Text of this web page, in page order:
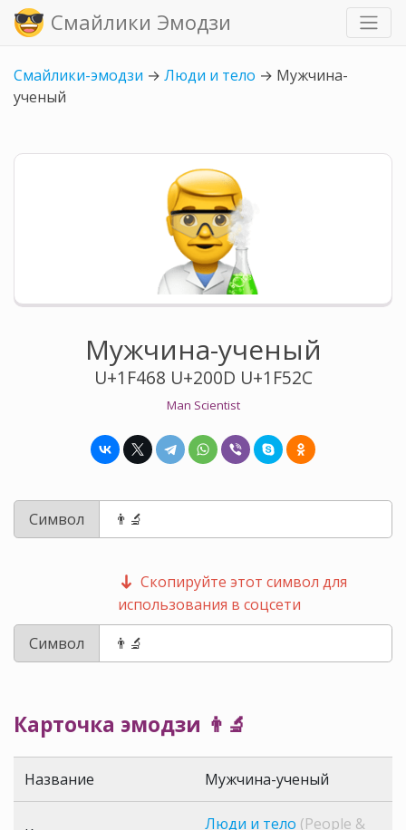
Смайлики Эмодзи
Смайлики-эмодзи → Люди и тело → Мужчина-
ученый
Мужчина-ученый
U+1F468 U+200D U+1F52C
Man Scientist
Символ
Скопируйте этот символ для
использования в соцсети
Символ
Карточка эмодзи 👨‍🔬
Название Мужчина-ученый
Люди и тело (People &